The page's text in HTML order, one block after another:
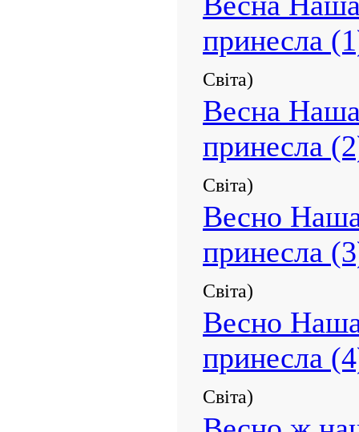
принесла
Світа)
Весна
принесла
Світа)
Весно
принесла
Світа)
Весно
принесла
Світа)